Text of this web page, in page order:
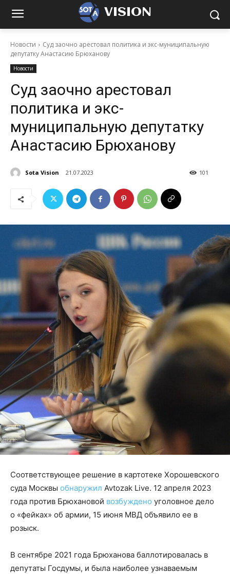
VISION
Новости
Суд заочно арестовал политика и экс-муниципальную
депутатку Анастасию Брюханову
Новости
Суд заочно арестовал
политика и экс-
муниципальную депутатку
Анастасию Брюханову
Sota Vision 21.07.2023 101
Соответствующее решение в картотеке Хорошевского
суда Москвы обнаружил Avtozak Live. 12 апреля 2023
года против Брюхановой возбуждено уголовное дело
о «фейках» об армии, 15 июня МВД объявило ее в
розыск.
В сентябре 2021 года Брюханова баллотировалась в
депутаты Госдумы, и была наиболее узнаваемым